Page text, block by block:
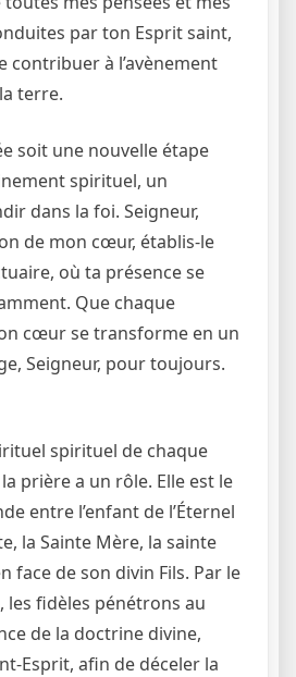
par ton Esprit saint,
contribuer à l’avènement
terre.
soit une nouvelle étape
spirituel, un
dans la foi. Seigneur,
de mon cœur, établis-le
où ta présence se
Que chaque
cœur se transforme en un
Seigneur, pour toujours.
spirituel de chaque
prière a un rôle. Elle est le
entre l’enfant de l’Éternel
la Sainte Mère, la sainte
face de son divin Fils. Par le
les fidèles pénétrons au
de la doctrine divine,
Esprit, afin de déceler la